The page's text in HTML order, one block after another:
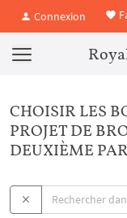
Connexion
CHOISIR LES
PROJET DE
DEUXIÈME